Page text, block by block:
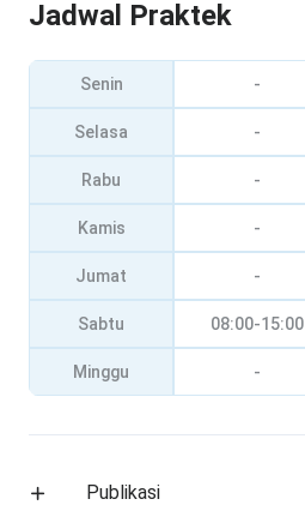
Jadwal Praktek
Senin -
Selasa -
Rabu -
Kamis -
Jumat -
Sabtu 08:00-15:00
Minggu -
Publikasi